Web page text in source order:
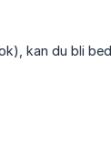
kan du bli